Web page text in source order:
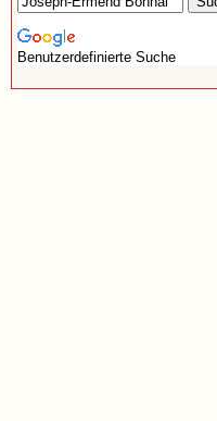
Benutzerdefinierte Suche